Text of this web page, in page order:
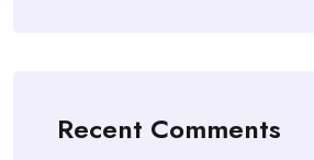
Recent Comments